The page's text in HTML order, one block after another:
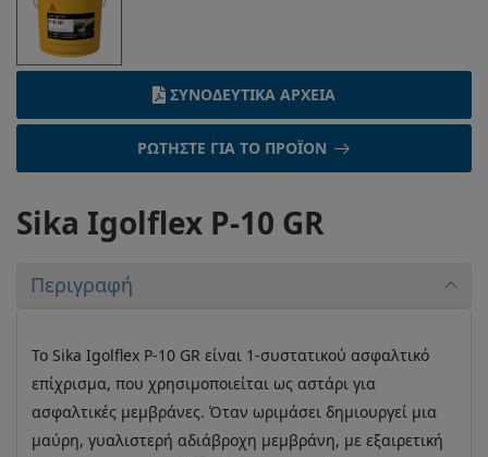
ΣΥΝΟΔΕΥΤΙΚΆ ΑΡΧΕΊΑ
ΡΩΤΉΣΤΕ ΓΙΑ ΤΟ ΠΡΟΪΌΝ
Sika Igolflex P-10 GR
Περιγραφή
Το Sika Igolflex P-10 GR είναι 1-συστατικού ασφαλτικό
επίχρισμα, που χρησιμοποιείται ως αστάρι για
ασφαλτικές μεμβράνες. Όταν ωριμάσει δημιουργεί μια
μαύρη, γυαλιστερή αδιάβροχη μεμβράνη, με εξαιρετική